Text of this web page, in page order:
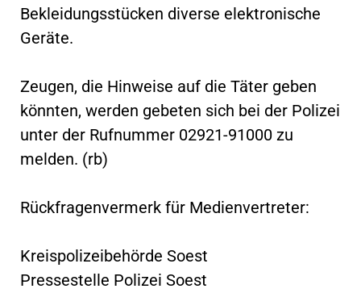
Bekleidungsstücken diverse elektronische
Geräte.
Zeugen, die Hinweise auf die Täter geben
könnten, werden gebeten sich bei der Polizei
unter der Rufnummer 02921-91000 zu
melden. (rb)
Rückfragenvermerk für Medienvertreter:
Kreispolizeibehörde Soest
Pressestelle Polizei Soest